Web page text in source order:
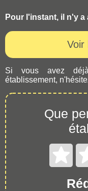
Pour l'instant, il n'y
Voir
Si vous avez
établissement,
Que